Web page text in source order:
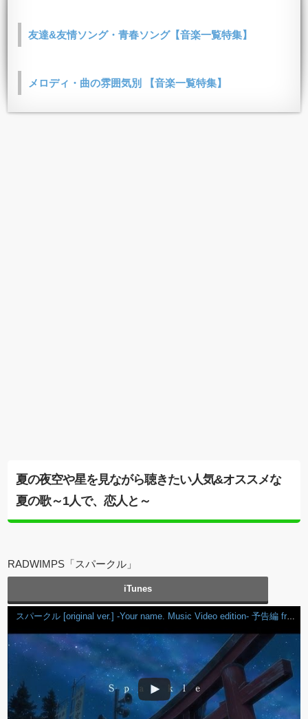
友達&友情ソング・青春ソング【音楽一覧特集】
メロディ・曲の雰囲気別 【音楽一覧特集】
夏の夜空や星を見ながら聴きたい人気&オススメな
夏の歌～1人で、恋人と～
RADWIMPS「スパークル」
iTunes
スパークル [original ver.] -Your name. Music Video edition- 予告編 from new album「人間開花」初回盤DVD